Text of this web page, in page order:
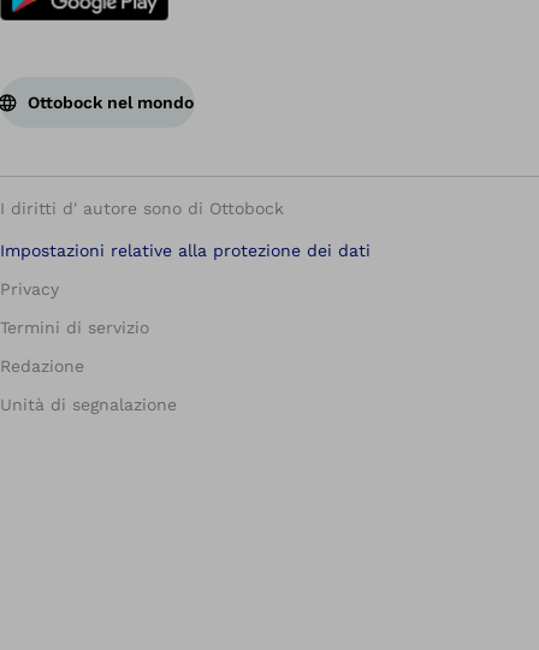
Ottobock nel mondo
I diritti d' autore sono di Ottobock
Impostazioni relative alla protezione dei dati
Privacy
Termini di servizio
Redazione
Unità di segnalazione